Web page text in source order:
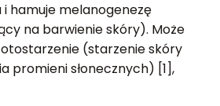
hamuje melanogenezę
na barwienie skóry). Może
(starzenie skóry
promieni słonecznych) [1],